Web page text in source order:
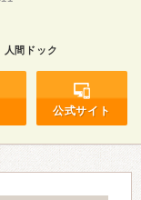
人間ドック
公式サイト